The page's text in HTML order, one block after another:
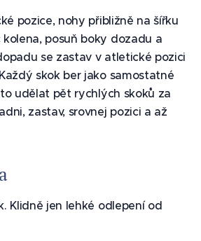
pozice, nohy přibližně na šířku
kolena, posuň boky dozadu a
se zastav v atletické pozici
skok ber jako samostatné
udělat pět rychlých skoků za
zastav, srovnej pozici a až
Klidně jen lehké odlepení od